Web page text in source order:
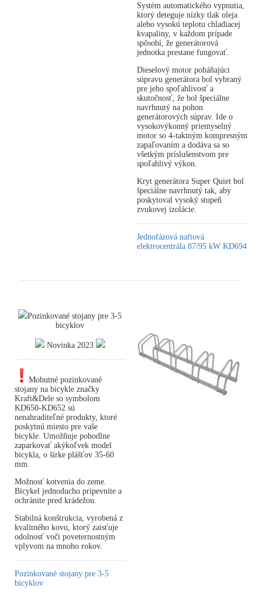
Systém automatického vypnutia,
ktorý deteguje nízky tlak oleja
alebo vysokú teplotu chladiacej
kvapaliny, v každom prípade
spôsobí, že generátorová
jednotka prestane fungovať.
Dieselový motor poháňajúci
súpravu generátora bol vybraný
pre jeho spoľahlivosť a
skutočnosť, že bol špeciálne
navrhnutý na pohon
generátorových súprav. Ide o
vysokovýkonný priemyselný
motor so 4-taktným kompresným
zapaľovaním a dodáva sa so
všetkým príslušenstvom pre
spoľahlivý výkon.
Kryt generátora Super Quiet bol
špeciálne navrhnutý tak, aby
poskytoval vysoký stupeň
zvukovej izolácie.
Jednofázová naftová
elektrocentrála 87/95 kW KD694
Pozinkované stojany pre 3-5
bicyklov
Novinka 2023
Mohutné pozinkované
stojany na bicykle značky
Kraft&Dele so symbolom
KD650-KD652 sú
nenahraditeľné produkty, ktoré
poskytnú miesto pre vaše
bicykle. Umožňuje pohodlne
zaparkovať akýkoľvek model
bicykla, o šírke plášťov 35-60
mm.
Možnosť kotvenia do zeme.
Bicykel jednoducho pripevníte a
ochránite pred krádežou.
Stabilná konštrukcia, vyrobená z
kvalitného kovu, ktorý zaisťuje
odolnosť voči poveternostným
vplyvom na mnoho rokov.
Pozinkované stojany pre 3-5
bicyklov